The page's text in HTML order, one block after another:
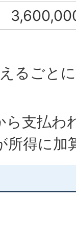
るごと
ら支払わ
所得に加